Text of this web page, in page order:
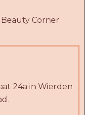
Corner
24a in Wierden